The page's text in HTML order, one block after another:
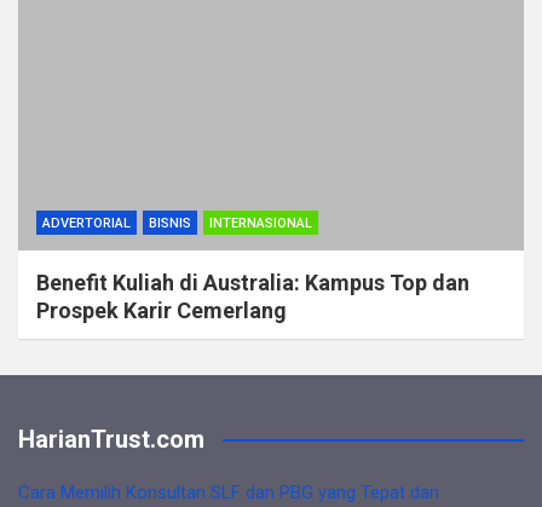
ADVERTORIAL BISNIS INTERNASIONAL
Benefit Kuliah di Australia: Kampus Top dan
Prospek Karir Cemerlang
HarianTrust.com
Cara Memilih Konsultan SLF dan PBG yang Tepat dan